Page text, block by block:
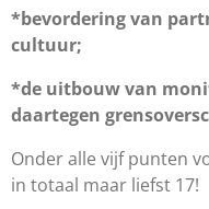
*bevordering van
cultuur;
*de uitbouw van
daartegen
Onder alle vijf punten
in totaal maar liefst 17!